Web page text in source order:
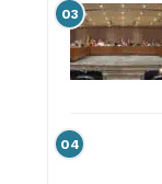
03
04